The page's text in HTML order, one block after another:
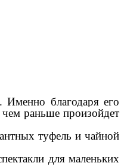
благодаря его
раньше произойдет
туфель и чайной
для маленьких